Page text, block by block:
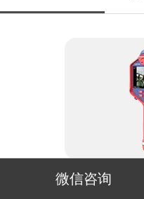
微信咨询